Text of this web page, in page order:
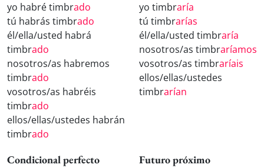
yo habré timbrado
tú habrás timbrado
él/ella/usted habrá
timbrado
nosotros/as habremos
timbrado
vosotros/as habréis
timbrado
ellos/ellas/ustedes habrán
timbrado
yo timbraría
tú timbrarías
él/ella/usted timbraría
nosotros/as timbraríamos
vosotros/as timbraríais
ellos/ellas/ustedes
timbrarían
Condicional perfecto Futuro próximo